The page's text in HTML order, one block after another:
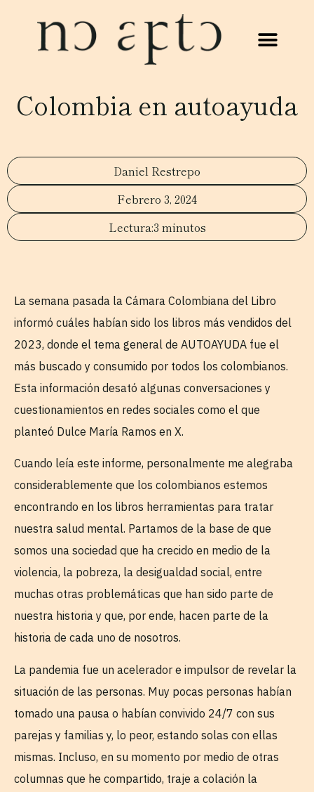
Colombia en autoayuda
Daniel Restrepo
Febrero 3, 2024
3 minutos
La semana pasada la Cámara Colombiana del Libro
informó cuáles habían sido los libros más vendidos del
2023, donde el tema general de AUTOAYUDA fue el
más buscado y consumido por todos los colombianos.
Esta información desató algunas conversaciones y
cuestionamientos en redes sociales como el que
planteó Dulce María Ramos en X.
Cuando leía este informe, personalmente me alegraba
considerablemente que los colombianos estemos
encontrando en los libros herramientas para tratar
nuestra salud mental. Partamos de la base de que
somos una sociedad que ha crecido en medio de la
violencia, la pobreza, la desigualdad social, entre
muchas otras problemáticas que han sido parte de
nuestra historia y que, por ende, hacen parte de la
historia de cada uno de nosotros.
La pandemia fue un acelerador e impulsor de revelar la
situación de las personas. Muy pocas personas habían
tomado una pausa o habían convivido 24/7 con sus
parejas y familias y, lo peor, estando solas con ellas
mismas. Incluso, en su momento por medio de otras
columnas que he compartido, traje a colación la